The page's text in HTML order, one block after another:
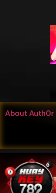
About Auth0r